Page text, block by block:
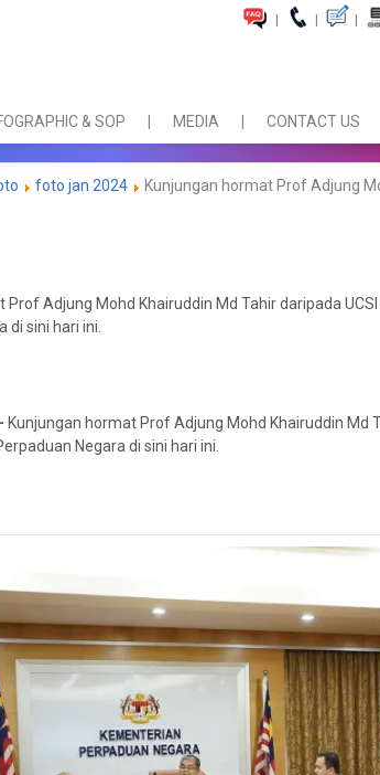
| | |
& SOP MEDIA CONTACT US
foto jan 2024
Kunjungan hormat Prof Adjung
Prof Adjung Mohd Khairuddin Md Tahir daripada
di sini hari ini.
Kunjungan hormat Prof Adjung Mohd Khairuddin Md
Negara di sini hari ini.